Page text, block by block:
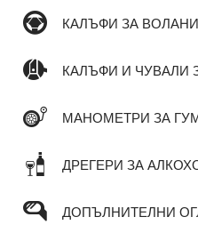
КАЛЪФИ ЗА ВОЛАНИ
КАЛЪФИ И ЧУВАЛИ
МАНОМЕТРИ ЗА
ДРЕГЕРИ ЗА
ДОПЪЛНИТЕЛНИ